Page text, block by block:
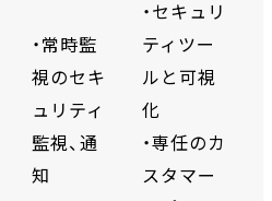
・常時監
視のセキ
ュリティ
監視、通
知
・セキュリ
ティツー
ルと可視
化
・専任のカ
スタマー